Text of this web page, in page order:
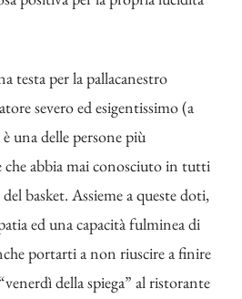
testa per la pallacanestro
severo ed esigentissimo (a
una delle persone più
che abbia mai conosciuto in tutti
basket. Assieme a queste doti,
ed una capacità fulminea di
portarti a non riuscire a finire
della spiega” al ristorante